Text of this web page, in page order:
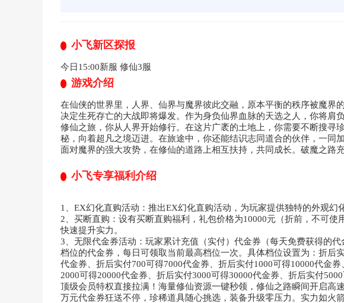
小飞新区探报
今日15:00新服 修仙3服
游戏介绍
在仙侠的世界里，人界、仙界与魔界彼此交融，原本平衡的秩序被魔界
决定生死存亡的大战即将爆发。作为身负仙界血脉的天选之人，你将肩
修仙之旅，你从人界开始修行。在这片广袤的土地上，你需要不断搜寻
秘，向着超凡之境迈进。在旅途中，你还能结识志同道合的伙伴，一同
面对魔界的强大攻势，在修仙的道路上相互扶持，共同成长。​ 破魔之路
小飞专享福利介绍
1、EX幻化直购活动：推出EX幻化直购活动，为玩家提供独特的外观幻
2、买断直购：设有买断直购福利，礼包价格为10000元（折前，不可
快速提升实力。
3、无限代金券活动：玩家累计充值（实付）代金券（每天免费获得的
档位的代金券，每日可领取当前最高档位一次。具体档位设置为：折后
代金券、折后实付700可得7000代金券、折后实付1000可得10000代金
2000可得20000代金券、折后实付3000可得30000代金券、折后实付
顶级会员特权直接拉满！海量修仙资源一键秒领，修仙之路瞬间开启高
万元代金券狂送不停，珍稀道具随心挑选，装备升级零压力。实力如火